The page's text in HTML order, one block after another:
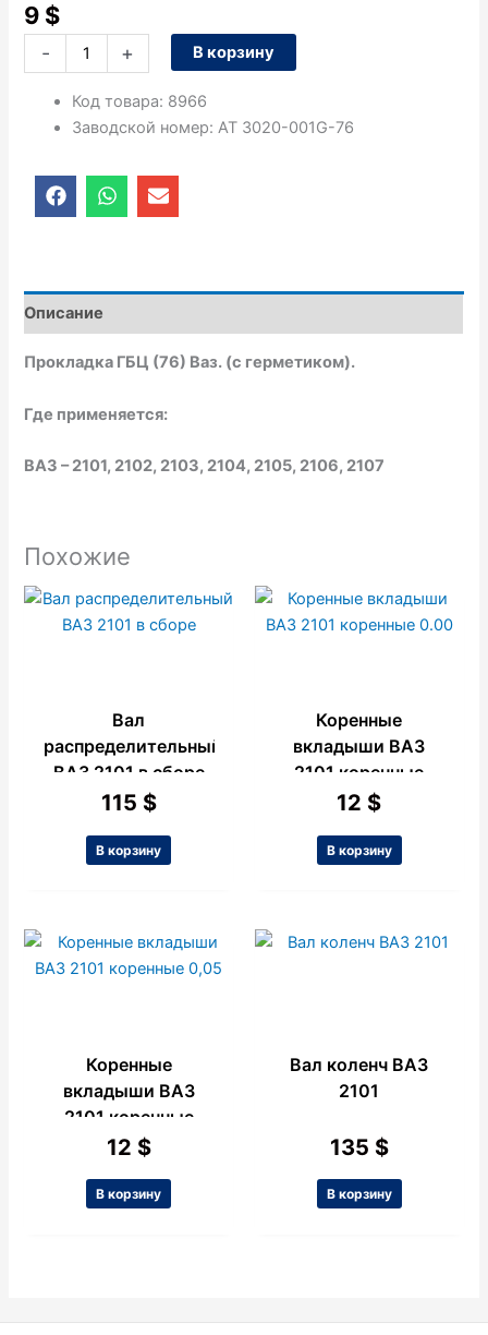
9 $
- + В корзину
Код товара: 8966
Заводской номер:AT 3020-001G-76
F
a
o
o
k
W
h
a
p
E
n
o
e
Описание
Прокладка ГБЦ (76) Ваз. (с герметиком).
Где применяется:
ВАЗ – 2101, 2102, 2103, 2104, 2105, 2106, 2107
Похожие
Вал
распределительный
ВАЗ 2101 в сборе
115 $
В корзину
Коренные
вкладыши ВАЗ
2101 коренные
0.00
12 $
В корзину
Коренные
вкладыши ВАЗ
2101 коренные
0,05
12 $
В корзину
Вал коленч ВАЗ
2101
135 $
В корзину